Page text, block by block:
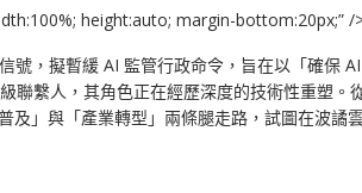
height:auto; margin-bottom:20px;” /
，擬暫緩 AI 監管行政命令，旨在以「確保
繫人，其角色正在經歷深度的技術性重塑
」與「產業轉型」兩條腿走路，試圖在波譎